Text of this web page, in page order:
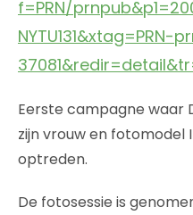
f=PRN/
NYTU131&xtag=PRN-
Eerste campagne waar
zijn vrouw en fotomodel
optreden.
De fotosessie is